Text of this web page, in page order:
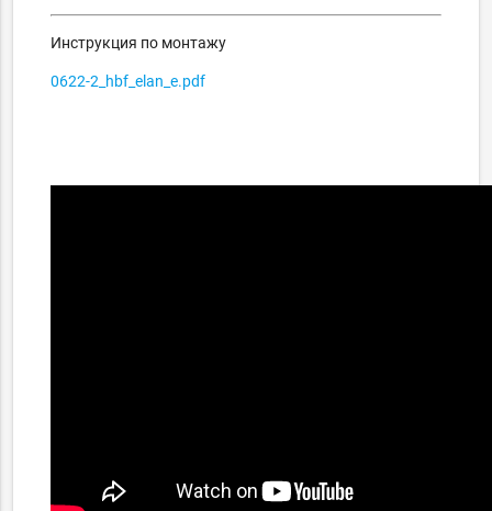
Инструкция по монтажу
0622-2_hbf_elan_e.pdf